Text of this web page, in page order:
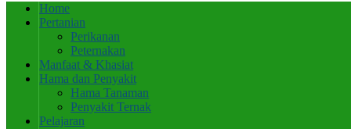
Home
Pertanian
Perikanan
Peternakan
Manfaat & Khasiat
Hama dan Penyakit
Hama Tanaman
Penyakit Ternak
Pelajaran